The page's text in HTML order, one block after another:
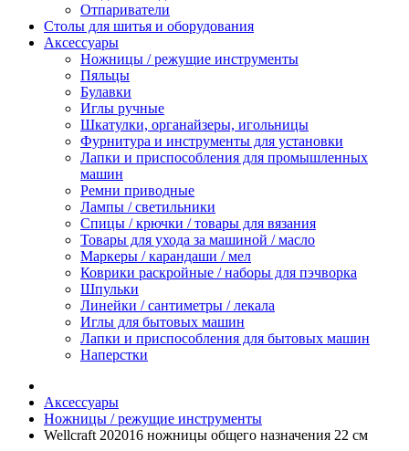
Отпариватели
Столы для шитья и оборудования
Аксессуары
Ножницы / режущие инструменты
Пяльцы
Булавки
Иглы ручные
Шкатулки, органайзеры, игольницы
Фурнитура и инструменты для установки
Лапки и приспособления для промышленных
машин
Ремни приводные
Лампы / светильники
Спицы / крючки / товары для вязания
Товары для ухода за машиной / масло
Маркеры / карандаши / мел
Коврики раскройные / наборы для пэчворка
Шпульки
Линейки / сантиметры / лекала
Иглы для бытовых машин
Лапки и приспособления для бытовых машин
Наперстки
Аксессуары
Ножницы / режущие инструменты
Wellcraft 202016 ножницы общего назначения 22 см